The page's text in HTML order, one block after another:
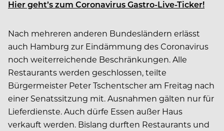
Hier geht’s zum Coronavirus Gastro-Live-Ticker!
Nach mehreren anderen Bundesländern erlässt
auch Hamburg zur Eindämmung des Coronavirus
noch weiterreichende Beschränkungen. Alle
Restaurants werden geschlossen, teilte
Bürgermeister Peter Tschentscher am Freitag nach
einer Senatssitzung mit. Ausnahmen gälten nur für
Lieferdienste. Auch dürfe Essen außer Haus
verkauft werden. Bislang durften Restaurants und